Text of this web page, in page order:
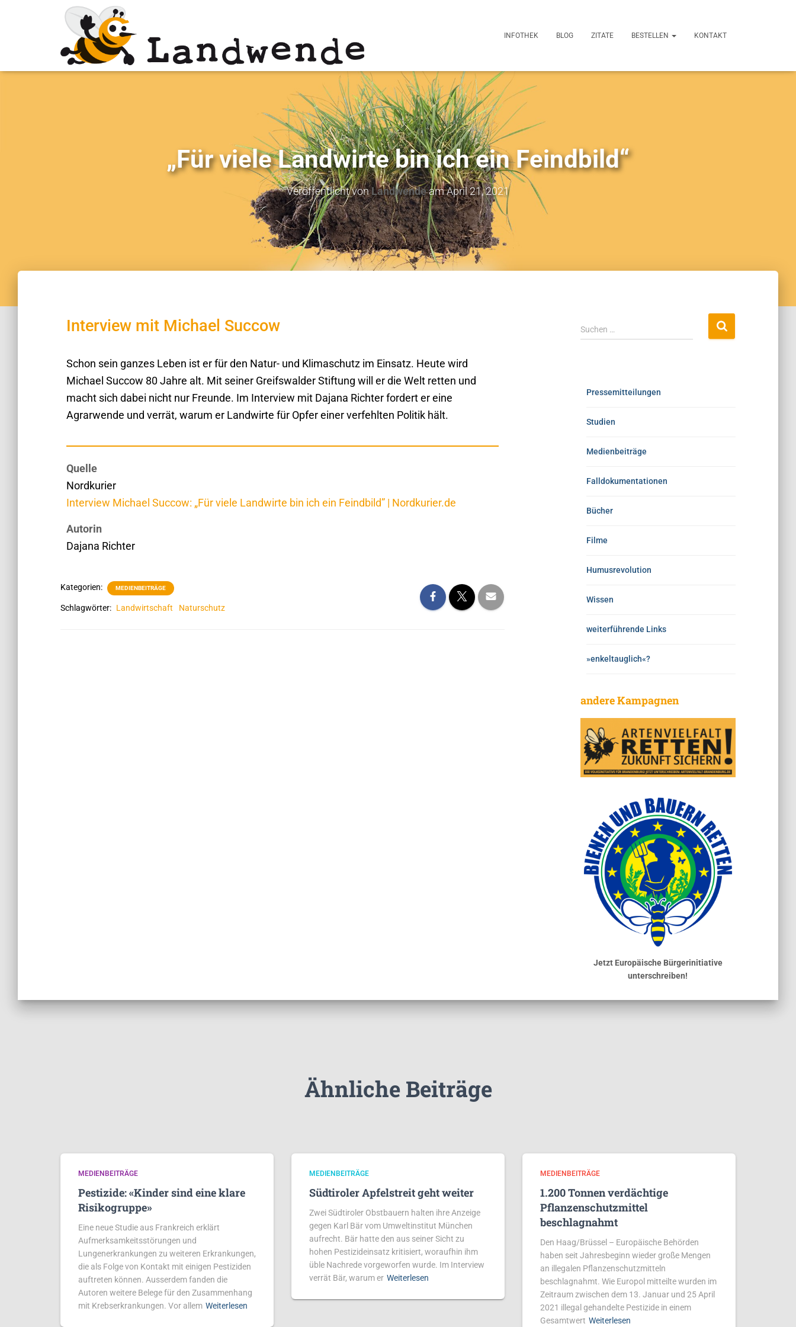
INFOTHEK BLOG ZITATE BESTELLEN KONTAKT
„Für viele Landwirte bin ich ein Feindbild“
Veröffentlicht vonLandwendeamApril 21, 2021
Interview mit Michael Succow
Schon sein ganzes Leben ist er für den Natur- und Klimaschutz im Einsatz. Heute wird
Michael Succow 80 Jahre alt. Mit seiner Greifswalder Stiftung will er die Welt retten und
macht sich dabei nicht nur Freunde. Im Interview mit Dajana Richter fordert er eine
Agrarwende und verrät, warum er Landwirte für Opfer einer verfehlten Politik hält.
Quelle
Nordkurier
Interview Michael Succow: „Für viele Landwirte bin ich ein Feindbild” | Nordkurier.de
Autorin
Dajana Richter
Kategorien: MEDIENBEITRÄGE
Schlagwörter: Landwirtschaft Naturschutz
Suchen …
Pressemitteilungen
Studien
Medienbeiträge
Falldokumentationen
Bücher
Filme
Humusrevolution
Wissen
weiterführende Links
»enkeltauglich«?
andere Kampagnen
Jetzt Europäische Bürgerinitiative
unterschreiben!
Ähnliche Beiträge
MEDIENBEITRÄGE
Pestizide: «Kinder sind eine klare
Risikogruppe»
Eine neue Studie aus Frankreich erklärt
Aufmerksamkeitsstörungen und
Lungenerkrankungen zu weiteren Erkrankungen,
die als Folge von Kontakt mit einigen Pestiziden
auftreten können. Ausserdem fanden die
Autoren weitere Belege für den Zusammenhang
mit Krebserkrankungen. Vor allem Weiterlesen
MEDIENBEITRÄGE
Südtiroler Apfelstreit geht weiter
Zwei Südtiroler Obstbauern halten ihre Anzeige
gegen Karl Bär vom Umweltinstitut München
aufrecht. Bär hatte den aus seiner Sicht zu
hohen Pestizideinsatz kritisiert, woraufhin ihm
üble Nachrede vorgeworfen wurde. Im Interview
verrät Bär, warum er Weiterlesen
MEDIENBEITRÄGE
1.200 Tonnen verdächtige
Pflanzenschutzmittel
beschlagnahmt
Den Haag/Brüssel – Europäische Behörden
haben seit Jahresbeginn wieder große Mengen
an illegalen Pflanzenschutzmitteln
beschlagnahmt. Wie Europol mitteilte wurden im
Zeitraum zwischen dem 13. Januar und 25 April
2021 illegal gehandelte Pestizide in einem
Gesamtwert Weiterlesen